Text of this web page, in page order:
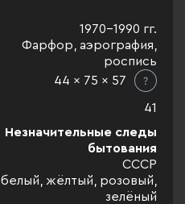
1970-1990 гг.
Фарфор, аэрография,
роспись
44 x 75 x 57
41
Незначительные следы
бытования
СССР
белый, жёлтый, розовый,
зелёный